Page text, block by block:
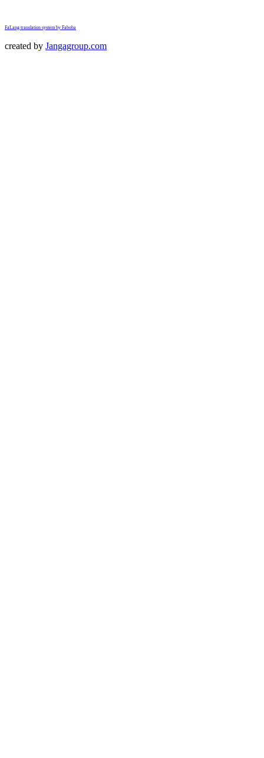
FaLang translation system by Faboba
created by Jangagroup.com